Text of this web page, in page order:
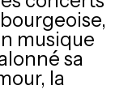
musique
sa
la